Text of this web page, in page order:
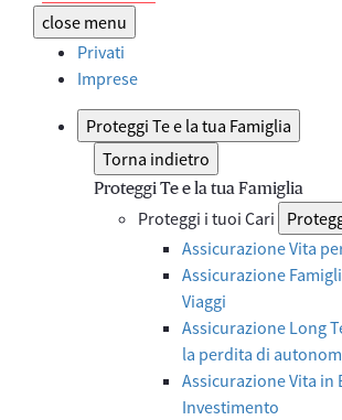
close menu
Privati
Imprese
Proteggi Te e la tua Famiglia
Torna indietro
Proteggi Te e la tua Famiglia
Proteggi i tuoi Cari
Assicurazione Vita
Assicurazione
Viaggi
Assicurazione Long
la perdita di
Assicurazione Vita in
Investimento